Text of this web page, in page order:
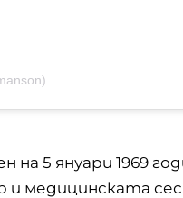
5 януари 1969
и медицинската